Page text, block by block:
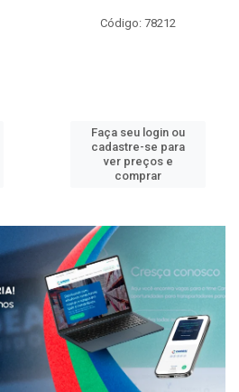
Código: 78212
Faça seu login ou
cadastre-se para
ver preços e
comprar